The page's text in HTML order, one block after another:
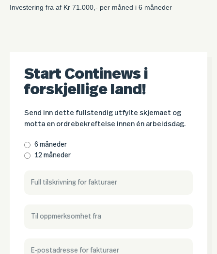
Investering fra af Kr 71.000,- per måned i 6 måneder
Start Continews i
forskjellige land!
Send inn dette fullstendig utfylte skjemaet og
motta en ordrebekreftelse innen én arbeidsdag.
6 måneder
12 måneder